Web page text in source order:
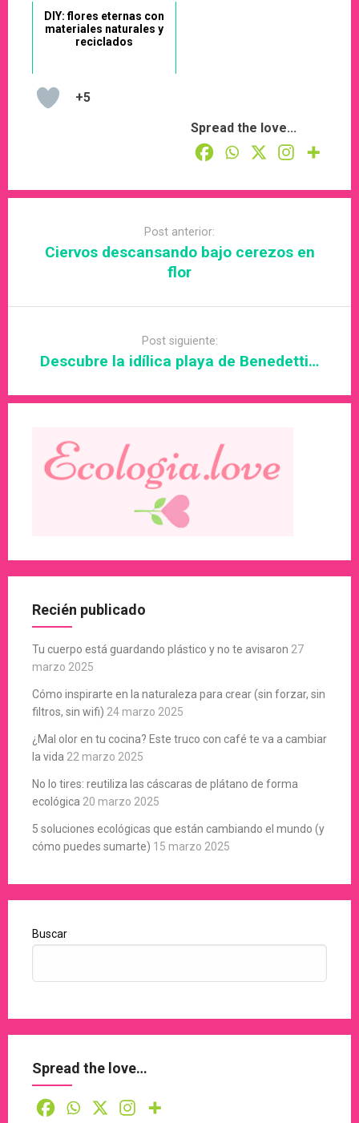
DIY: flores eternas con
materiales naturales y
reciclados
+5
Spread the love...
Post anterior:
Ciervos descansando bajo cerezos en
flor
Post siguiente:
Descubre la idílica playa de Benedetti…
Recién publicado
Tu cuerpo está guardando plástico y no te avisaron 27
marzo 2025
Cómo inspirarte en la naturaleza para crear (sin forzar, sin
filtros, sin wifi) 24 marzo 2025
¿Mal olor en tu cocina? Este truco con café te va a cambiar
la vida 22 marzo 2025
No lo tires: reutiliza las cáscaras de plátano de forma
ecológica 20 marzo 2025
5 soluciones ecológicas que están cambiando el mundo (y
cómo puedes sumarte) 15 marzo 2025
Buscar
Spread the love…